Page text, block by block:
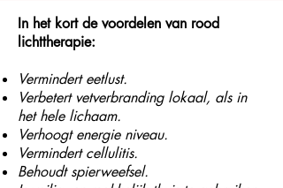
In het kort de voordelen van rood
lichttherapie:
Vermindert eetlust.
Verbetert vetverbranding lokaal, als in
het hele lichaam.
Verhoogt energie niveau.
Vermindert cellulitis.
Behoudt spierweefsel.